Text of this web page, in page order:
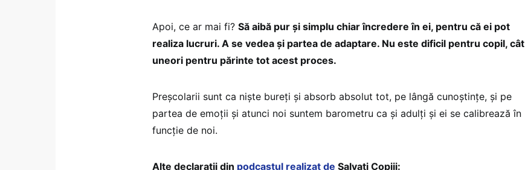
Apoi, ce ar mai fi? Să aibă pur și simplu chiar încredere în ei, pentru că ei pot
realiza lucruri. A se vedea și partea de adaptare. Nu este dificil pentru copil, cât
uneori pentru părinte tot acest proces.
Preșcolarii sunt ca niște bureți și absorb absolut tot, pe lângă cunoștințe, și pe
partea de emoții și atunci noi suntem barometru ca și adulți și ei se calibrează în
funcție de noi.
Alte declarații din podcastul realizat de Salvați Copiii: